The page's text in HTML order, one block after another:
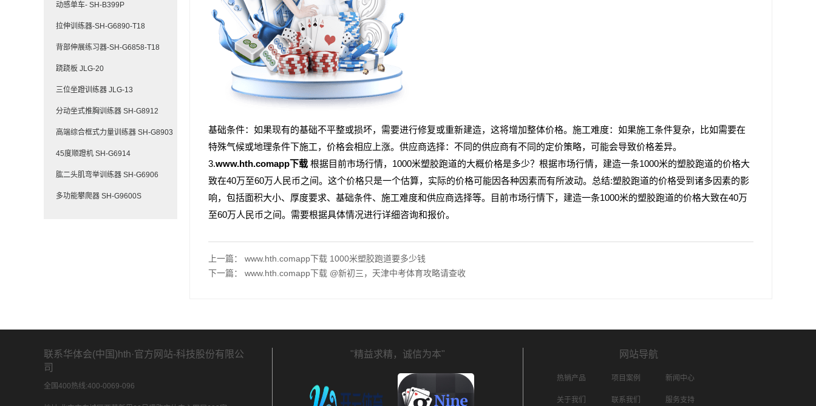
动感单车- SH-B399P
拉伸训练器-SH-G6890-T18
背部伸展练习器-SH-G6858-T18
跷跷板 JLG-20
三位坐蹬训练器 JLG-13
分动坐式推胸训练器 SH-G8912
高端综合框式力量训练器 SH-G8903
45度顺蹬机 SH-G6914
肱二头肌弯举训练器 SH-G6906
多功能攀爬器 SH-G9600S
基础条件：如果现有的基础不平整或损坏，需要进行修复或重新建造，这将增加整体价格。施工难度：如果施工条件复杂，比如需要在
特殊气候或地理条件下施工，价格会相应上涨。供应商选择：不同的供应商有不同的定价策略，可能会导致价格差异。
3.www.hth.comapp下载 根据目前市场行情，1000米塑胶跑道的大概价格是多少？根据市场行情，建造一条1000米的塑胶跑道的价格大
致在40万至60万人民币之间。这个价格只是一个估算，实际的价格可能因各种因素而有所波动。总结:塑胶跑道的价格受到诸多因素的影
响，包括面积大小、厚度要求、基础条件、施工难度和供应商选择等。目前市场行情下，建造一条1000米的塑胶跑道的价格大致在40万
至60万人民币之间。需要根据具体情况进行详细咨询和报价。
上一篇： www.hth.comapp下载 1000米塑胶跑道要多少钱
下一篇： www.hth.comapp下载 @新初三，天津中考体育攻略请查收
联系华体会(中国)hth·官方网站-科技股份有限公
司
全国400热线:400-0069-096
"精益求精，诚信为本" 网站导航
热销产品 项目案例 新闻中心
关于我们 联系我们 服务支持